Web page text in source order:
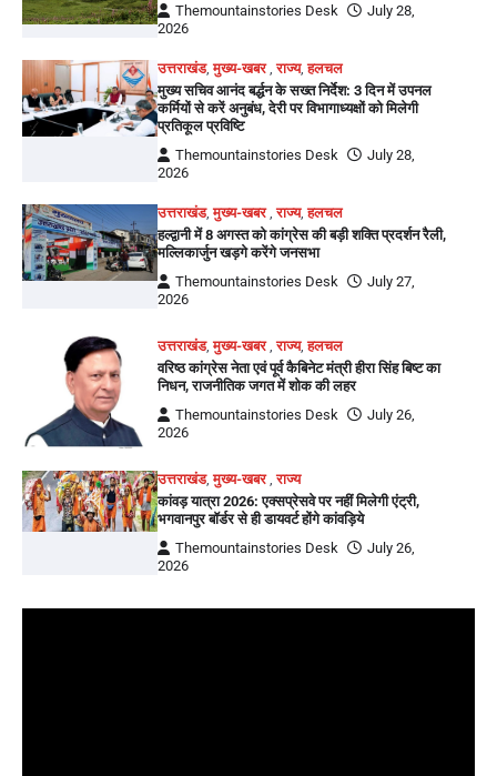
Themountainstories Desk
July 28,
2026
उत्तराखंड,मुख्य-खबर ,राज्य,हलचल
मुख्य सचिव आनंद बर्द्धन के सख्त निर्देश: 3 दिन में उपनल
कर्मियों से करें अनुबंध, देरी पर विभागाध्यक्षों को मिलेगी
प्रतिकूल प्रविष्टि
Themountainstories Desk
July 28,
2026
उत्तराखंड,मुख्य-खबर ,राज्य,हलचल
हल्द्वानी में 8 अगस्त को कांग्रेस की बड़ी शक्ति प्रदर्शन रैली,
मल्लिकार्जुन खड़गे करेंगे जनसभा
Themountainstories Desk
July 27,
2026
उत्तराखंड,मुख्य-खबर ,राज्य,हलचल
वरिष्ठ कांग्रेस नेता एवं पूर्व कैबिनेट मंत्री हीरा सिंह बिष्ट का
निधन, राजनीतिक जगत में शोक की लहर
Themountainstories Desk
July 26,
2026
उत्तराखंड,मुख्य-खबर ,राज्य
कांवड़ यात्रा 2026: एक्सप्रेसवे पर नहीं मिलेगी एंट्री,
भगवानपुर बॉर्डर से ही डायवर्ट होंगे कांवड़िये
Themountainstories Desk
July 26,
2026